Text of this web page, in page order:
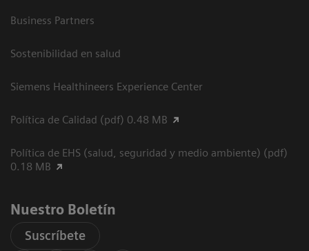
Business Partners
Sostenibilidad en salud
Siemens Healthineers Experience Center
Política de Calidad (pdf) 0.48 MB
Política de EHS (salud, seguridad y medio ambiente) (pdf)
0.18 MB
Nuestro Boletín
Suscríbete